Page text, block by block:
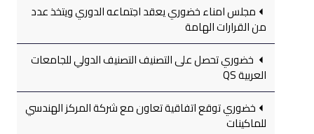
مجلس امناء خضوري يعقد اجتماعه الدوري ويتخذ عدد
من القرارات الهامة
خضوري تحصل على التصنيف التصنيف الدولي للجامعات
العربية QS
خضوري توقع اتفاقية تعاون مع شركة المركز الهندسي
للماكينات